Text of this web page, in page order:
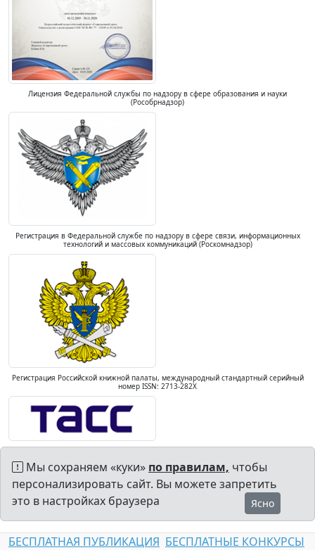
Лицензия Федеральной службы по надзору в сфере образования и науки
(Рособрнадзор)
Регистрация в Федеральной службе по надзору в сфере связи, информационных
технологий и массовых коммуникаций (Роскомнадзор)
Регистрация Российской книжной палаты, международный стандартный серийный
номер ISSN: 2713-282X
Мы сохраняем «куки» по правилам, чтобы
персонализировать сайт. Вы можете запретить
это в настройках браузера
Ясно
БЕСПЛАТНАЯ ПУБЛИКАЦИЯ БЕСПЛАТНЫЕ КОНКУРСЫ